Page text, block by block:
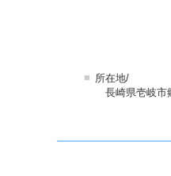
■ 所在地/
長崎県壱岐市